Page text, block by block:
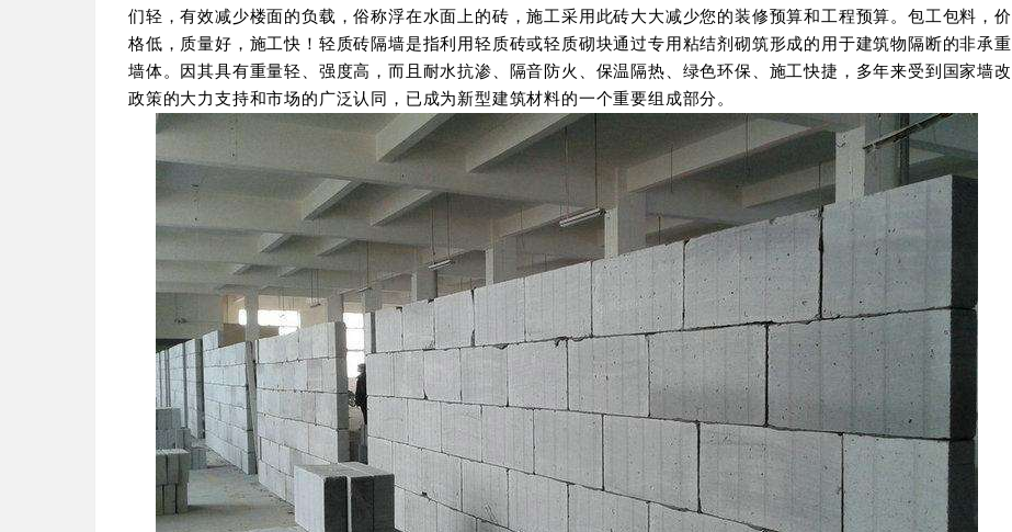
们轻，有效减少楼面的负载，俗称浮在水面上的砖，施工采用此砖大大减少您的装修预算和工程预算。包工包料，价
格低，质量好，施工快！轻质砖隔墙是指利用轻质砖或轻质砌块通过专用粘结剂砌筑形成的用于建筑物隔断的非承重
墙体。因其具有重量轻、强度高，而且耐水抗渗、隔音防火、保温隔热、绿色环保、施工快捷，多年来受到国家墙改
政策的大力支持和市场的广泛认同，已成为新型建筑材料的一个重要组成部分。